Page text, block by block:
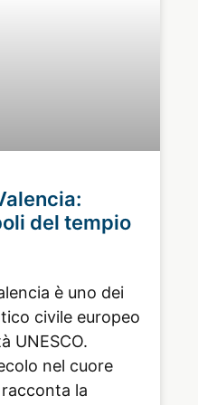
del tempio
è uno dei
civile europeo
UNESCO.
nel cuore
la